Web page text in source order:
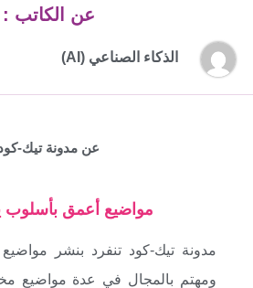
عن الكاتب :
الذكاء الصناعي (AI)
عن مدونة تيك-
مواضيع أعمق بأسلوب
مدونة تيك-كود تنفرد بنشر
ومهتم بالمجال في عدة مواضيع